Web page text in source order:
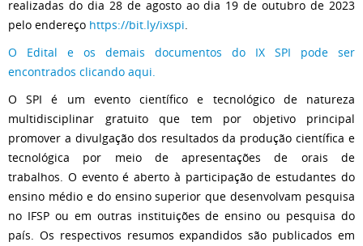
realizadas do dia 28 de agosto ao dia 19 de outubro de 2023
pelo endereço https://bit.ly/ixspi.
O Edital e os demais documentos do IX SPI pode ser
encontrados clicando aqui.
O SPI é um evento científico e tecnológico de natureza
multidisciplinar gratuito que tem por objetivo principal
promover a divulgação dos resultados da produção científica e
tecnológica por meio de apresentações de orais de
trabalhos. O evento é aberto à participação de estudantes do
ensino médio e do ensino superior que desenvolvam pesquisa
no IFSP ou em outras instituições de ensino ou pesquisa do
país. Os respectivos resumos expandidos são publicados em